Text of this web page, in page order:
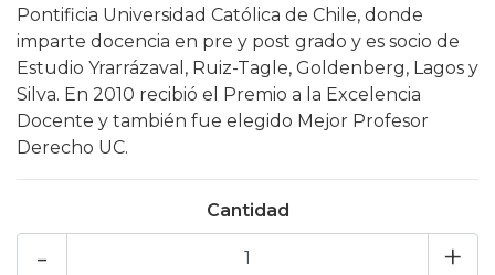
Pontificia Universidad Católica de Chile, donde
imparte docencia en pre y post grado y es socio de
Estudio Yrarrázaval, Ruiz-Tagle, Goldenberg, Lagos y
Silva. En 2010 recibió el Premio a la Excelencia
Docente y también fue elegido Mejor Profesor
Derecho UC.
Cantidad
+
-